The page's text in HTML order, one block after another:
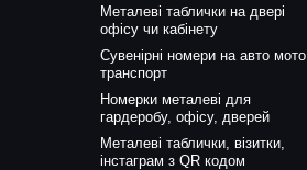
Металеві таблички на двері
офісу чи кабінету
Сувенірні номери на авто мото
транспорт
Номерки металеві для
гардеробу, офісу, дверей
Металеві таблички, візитки,
інстаграм з QR кодом